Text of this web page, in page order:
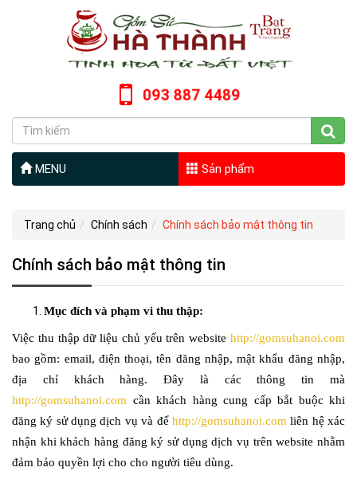
093 887 4489
MENU Sản phẩm
Trang chủ Chính sách Chính sách bảo mật thông tin
Chính sách bảo mật thông tin
Mục đích và phạm vi thu thập:
Việc thu thập dữ liệu chủ yếu trên website http://gomsuhanoi.com
bao gồm: email, điện thoại, tên đăng nhập, mật khẩu đăng nhập,
địa chỉ khách hàng. Đây là các thông tin mà
http://gomsuhanoi.com cần khách hàng cung cấp bắt buộc khi
đăng ký sử dụng dịch vụ và để http://gomsuhanoi.com liên hệ xác
nhận khi khách hàng đăng ký sử dụng dịch vụ trên website nhằm
đảm bảo quyền lợi cho cho người tiêu dùng.